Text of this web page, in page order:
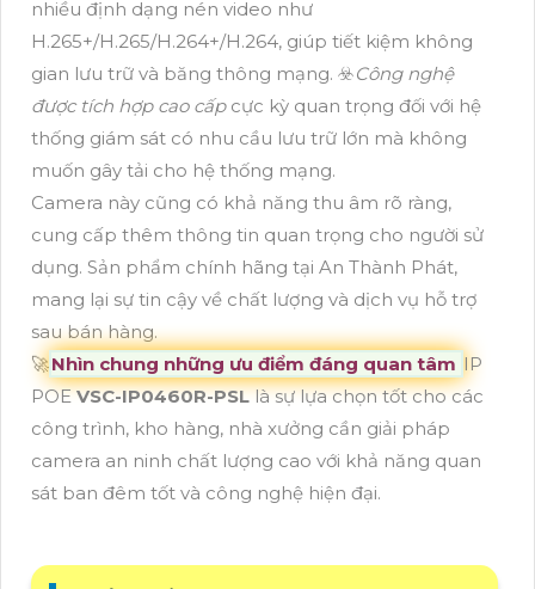
nhiều định dạng nén video như
H.265+/H.265/H.264+/H.264, giúp tiết kiệm không
gian lưu trữ và băng thông mạng. ☣️Công nghệ
được tích hợp cao cấpcực kỳ quan trọng đối với hệ
thống giám sát có nhu cầu lưu trữ lớn mà không
muốn gây tải cho hệ thống mạng.
Camera này cũng có khả năng thu âm rõ ràng,
cung cấp thêm thông tin quan trọng cho người sử
dụng. Sản phẩm chính hãng tại An Thành Phát,
mang lại sự tin cậy về chất lượng và dịch vụ hỗ trợ
sau bán hàng.
🚀Nhìn chung những ưu điểm đáng quan tâm IP
POEVSC-IP0460R-PSLlà sự lựa chọn tốt cho các
công trình, kho hàng, nhà xưởng cần giải pháp
camera an ninh chất lượng cao với khả năng quan
sát ban đêm tốt và công nghệ hiện đại.